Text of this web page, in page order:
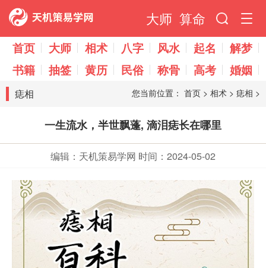
大师 算命
首页 大师 相术 八字 风水 起名
解梦
书籍
抽签 黄历 民俗 称骨 高考 婚姻
痣相 您当前位置： 首页 > 相术 > 痣相 >
一生流水，半世飘蓬, 滴泪痣长在哪里
编辑：天机策易学网 时间：2024-05-02